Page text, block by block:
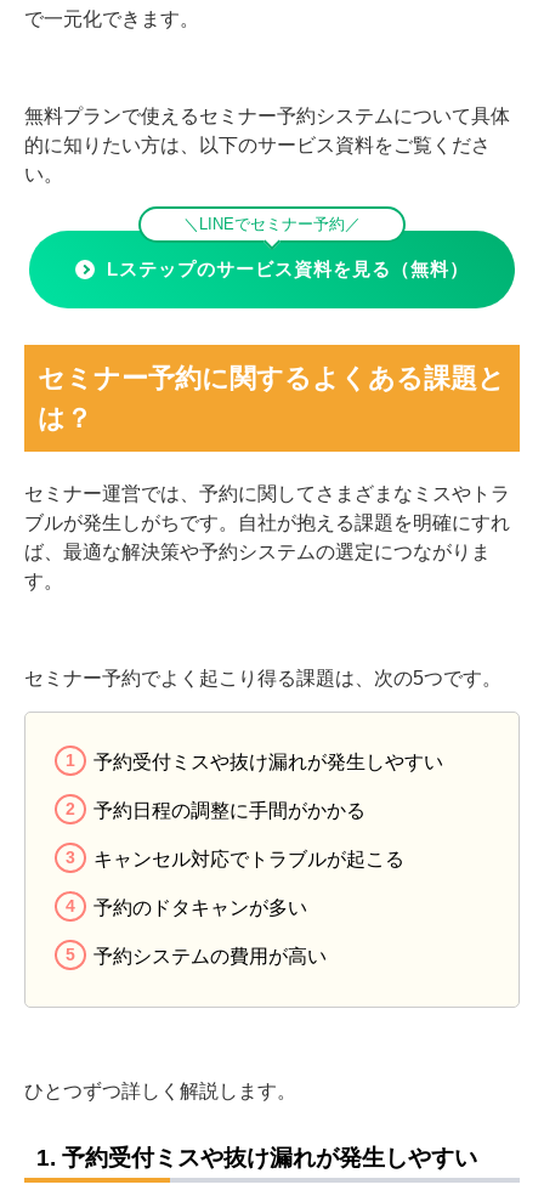
で一元化できます。
無料プランで使えるセミナー予約システムについて具体
的に知りたい方は、以下のサービス資料をご覧くださ
い。
＼LINEでセミナー予約／
Lステップのサービス資料を見る（無料）
セミナー予約に関するよくある課題と
は？
セミナー運営では、予約に関してさまざまなミスやトラ
ブルが発生しがちです。自社が抱える課題を明確にすれ
ば、最適な解決策や予約システムの選定につながりま
す。
セミナー予約でよく起こり得る課題は、次の5つです。
予約受付ミスや抜け漏れが発生しやすい
予約日程の調整に手間がかかる
キャンセル対応でトラブルが起こる
予約のドタキャンが多い
予約システムの費用が高い
ひとつずつ詳しく解説します。
1. 予約受付ミスや抜け漏れが発生しやすい